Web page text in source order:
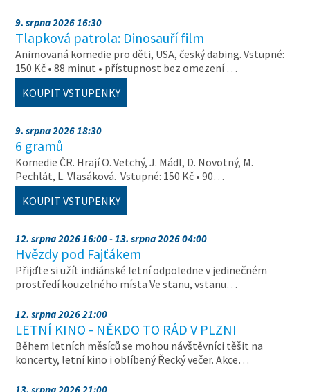
9. srpna 2026 16:30
Tlapková patrola: Dinosauří film
Animovaná komedie pro děti, USA, český dabing. Vstupné:
150 Kč • 88 minut • přístupnost bez omezení …
KOUPIT VSTUPENKY
9. srpna 2026 18:30
6 gramů
Komedie ČR. Hrají O. Vetchý, J. Mádl, D. Novotný, M.
Pechlát, L. Vlasáková. Vstupné: 150 Kč • 90…
KOUPIT VSTUPENKY
12. srpna 2026 16:00 - 13. srpna 2026 04:00
Hvězdy pod Fajťákem
Přijďte si užít indiánské letní odpoledne v jedinečném
prostředí kouzelného místa Ve stanu, vstanu…
12. srpna 2026 21:00
LETNÍ KINO - NĚKDO TO RÁD V PLZNI
Během letních měsíců se mohou návštěvníci těšit na
koncerty, letní kino i oblíbený Řecký večer. Akce…